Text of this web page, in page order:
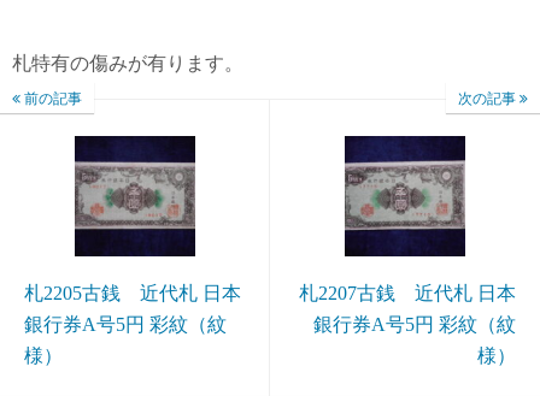
札特有の傷みが有ります。
前の記事
札2205古銭 近代札 日本
銀行券A号5円 彩紋（紋
様）
次の記事
札2207古銭 近代札 日本
銀行券A号5円 彩紋（紋
様）